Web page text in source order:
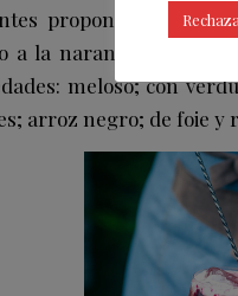
proponen un
a la naranja
meloso; con
arroz negro; de foie y